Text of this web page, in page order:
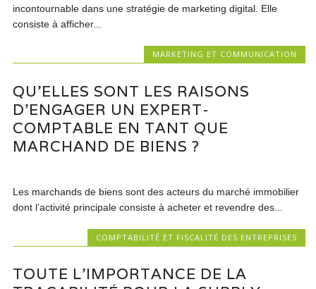
incontournable dans une stratégie de marketing digital. Elle
consiste à afficher...
MARKETING ET COMMUNICATION
QU’ELLES SONT LES RAISONS
D’ENGAGER UN EXPERT-
COMPTABLE EN TANT QUE
MARCHAND DE BIENS ?
Les marchands de biens sont des acteurs du marché immobilier
dont l’activité principale consiste à acheter et revendre des...
COMPTABILITÉ ET FISCALITÉ DES ENTREPRISES
TOUTE L’IMPORTANCE DE LA